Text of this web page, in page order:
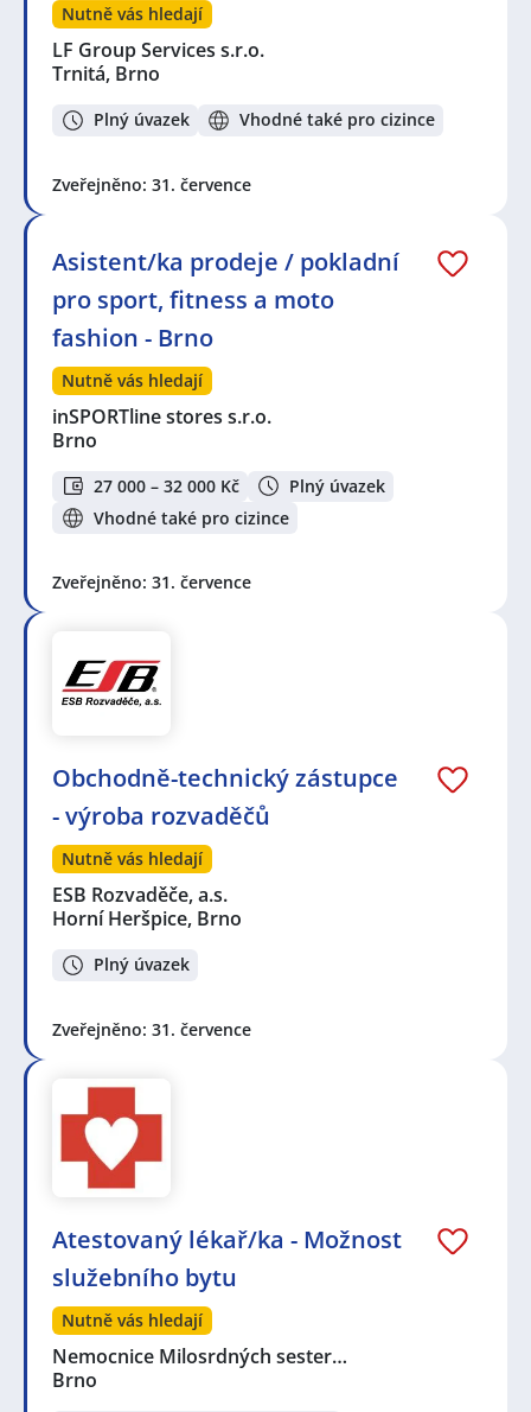
Nutně vás hledají
LF Group Services s.r.o.
Trnitá, Brno
Plný úvazek Vhodné také pro cizince
Zveřejněno: 31. července
Asistent/ka prodeje / pokladní
pro sport, fitness a moto
fashion - Brno
Nutně vás hledají
inSPORTline stores s.r.o.
Brno
27 000 – 32 000 Kč
Plný úvazek
Vhodné také pro cizince
Zveřejněno: 31. července
Obchodně-technický zástupce
- výroba rozvaděčů
Nutně vás hledají
ESB Rozvaděče, a.s.
Horní Heršpice, Brno
Plný úvazek
Zveřejněno: 31. července
Atestovaný lékař/ka - Možnost
služebního bytu
Nutně vás hledají
Nemocnice Milosrdných sester…
Brno